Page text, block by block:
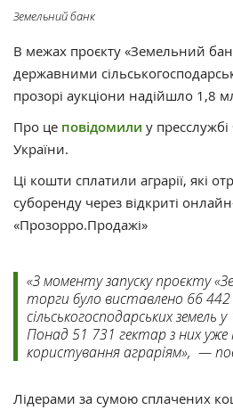
Земельний банк
В межах проєкту «Земельний
державними
прозорі аукціони надійшло 1,8
Про це повідомили у
України.
Ці кошти сплатили аграрії, які
суборенду через відкриті
«Прозорро.Продажі»
«З моменту запуску проєкту
торги було виставлено 66
сільськогосподарських земель
Понад 51 731 гектар з них уже
користування аграріям», —
Лідерами за сумою сплачених